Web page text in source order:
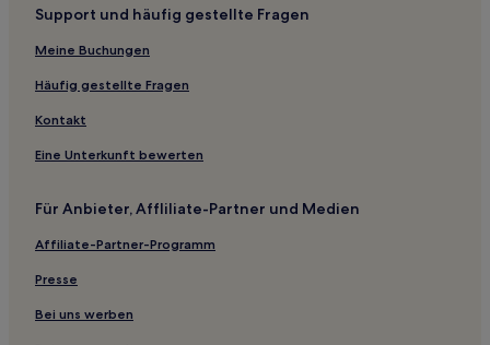
Lgbtqia-Freundliche nahe Nachtmarkt von Sanhe
Luxus nahe Dihua Street
Günstige nahe Dihua Street
Business nahe Dihua Street
Hotels nahe Dagouxi Waterfront Park
Hotels nahe U-Bahn-Station Far Eastern Hospital
Hotels nahe Yinhe-Höhle
Hotels nahe U-Bahn-Station Banqiao
Hotels nahe Taipei City Hall
Support und häufig gestellte Fragen
Meine Buchungen
Häufig gestellte Fragen
Kontakt
Eine Unterkunft bewerten
Für Anbieter, Affliliate-Partner und Medien
Affiliate-Partner-Programm
Presse
Bei uns werben